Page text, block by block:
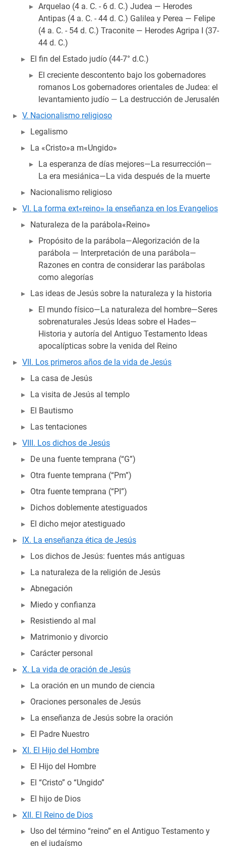
Arquelao (4 a. C. - 6 d. C.) Judea — Herodes
Antipas (4 a. C. - 44 d. C.) Galilea y Perea — Felipe
(4 a. C. - 54 d. C.) Traconite — Herodes Agripa I (37-
44 d. C.)
El fin del Estado judío (44-7° d.C.)
El creciente descontento bajo los gobernadores
romanos Los gobernadores orientales de Judea: el
levantamiento judío — La destrucción de Jerusalén
V. Nacionalismo religioso
Legalismo
La «Cristo»a m«Ungido»
La esperanza de días mejores—La resurrección—
La era mesiánica—La vida después de la muerte
Nacionalismo religioso
VI. La forma ext«reino» la enseñanza en los Evangelios
Naturaleza de la parábola«Reino»
Propósito de la parábola—Alegorización de la
parábola — Interpretación de una parábola—
Razones en contra de considerar las parábolas
como alegorías
Las ideas de Jesús sobre la naturaleza y la historia
El mundo físico—La naturaleza del hombre—Seres
sobrenaturales Jesús Ideas sobre el Hades—
Historia y autoría del Antiguo Testamento Ideas
apocalípticas sobre la venida del Reino
VII. Los primeros años de la vida de Jesús
La casa de Jesús
La visita de Jesús al templo
El Bautismo
Las tentaciones
VIII. Los dichos de Jesús
De una fuente temprana (“G”)
Otra fuente temprana (“Pm”)
Otra fuente temprana (“PI”)
Dichos doblemente atestiguados
El dicho mejor atestiguado
IX. La enseñanza ética de Jesús
Los dichos de Jesús: fuentes más antiguas
La naturaleza de la religión de Jesús
Abnegación
Miedo y confianza
Resistiendo al mal
Matrimonio y divorcio
Carácter personal
X. La vida de oración de Jesús
La oración en un mundo de ciencia
Oraciones personales de Jesús
La enseñanza de Jesús sobre la oración
El Padre Nuestro
XI. El Hijo del Hombre
El Hijo del Hombre
El “Cristo” o “Ungido”
El hijo de Dios
XII. El Reino de Dios
Uso del término “reino” en el Antiguo Testamento y
en el judaísmo